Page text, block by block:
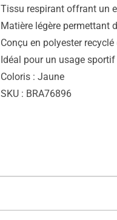
Tissu respirant offrant un
Matière légère permettant
Conçu en polyester
Idéal pour un usage
Coloris : Jaune
SKU : BRA76896